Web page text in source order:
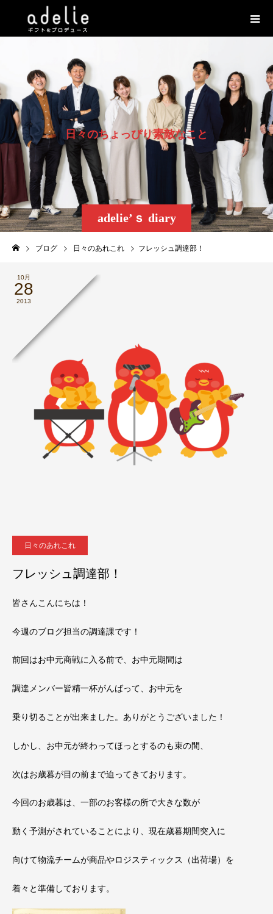
adelie’ｓ diary
日々のちょ っぴり素敵なこ と
ブログ 日々のあれこれ フレッシュ調達部！
10月
28
2013
日々のあれこれ
フレッシュ調達部！
皆さんこんにちは！
今週のブログ担当の調達課です！
前回はお中元商戦に入る前で、お中元期間は
調達メンバー皆精一杯がんばって、お中元を
乗り切ることが出来ました。ありがとうございました！
しかし、お中元が終わってほっとするのも束の間、
次はお歳暮が目の前まで迫ってきております。
今回のお歳暮は、一部のお客様の所で大きな数が
動く予測がされていることにより、現在歳暮期間突入に
向けて物流チームが商品やロジスティックス（出荷場）を
着々と準備しております。